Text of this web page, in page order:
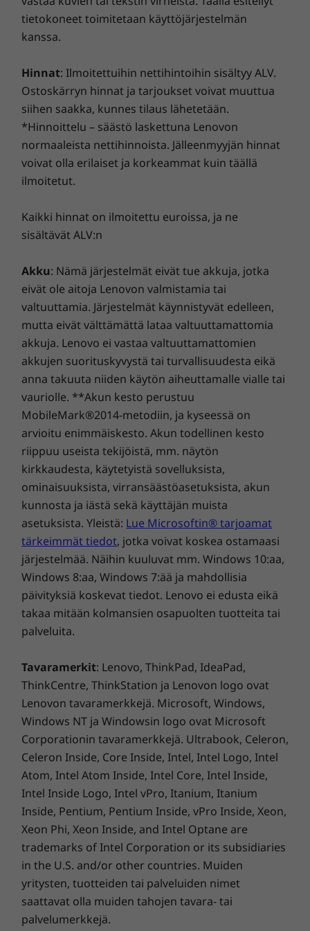
IdeaCentre AIO 3i -laitteen lukituksen
hymylläsi. Nauti terävästä ja selkeästä
Harman Kardon®-sertifioidun
äänentoistojärjestelmän avulla. Kun et enää
tarvitse verkkokameraa, voit fyysisesti sulkea
sen ja tehokkaasti estää mahdolliset
vakoiluyritykset.
Osta tämä tietokone ja voit päivittää sen
käyttöjärjestelmään, kun päivitys on
saatavilla.1
1Päivityksen julkaisuaikataulua viimeistellään:
päivitysten on määrä alkaa loppuvuodesta
2021 ja jatkua vuoteen 2022. Tarkka aikataulu
vaihtelee laitekohtaisesti. Eräät ominaisuudet
edellyttävät määrättyjä laitteistoja. Katso
lisätietoja osoitteesta
https://www.microsoft.com/windows/windows
-11-specifications.
Tekniset tiedot saattavat vaihdella alueittain/malleittain.
Tekniset tiedot saattavat vaihdella alueittain/malleittain.
investointisi hyödyntämällä tehostettua
tietoturvaamme mainos- ja haittaohjelmia sekä muita
tietokoneet toimitetaan käyttöjärjestelmän
kanssa.
Hinnat: Ilmoitettuihin nettihintoihin sisältyy ALV.
Ostoskärryn hinnat ja tarjoukset voivat muuttua
siihen saakka, kunnes tilaus lähetetään.
*Hinnoittelu – säästö laskettuna Lenovon
normaaleista nettihinnoista. Jälleenmyyjän hinnat
voivat olla erilaiset ja korkeammat kuin täällä
ilmoitetut.
Kaikki hinnat on ilmoitettu euroissa, ja ne
sisältävät ALV:n
Akku: Nämä järjestelmät eivät tue akkuja, jotka
eivät ole aitoja Lenovon valmistamia tai
valtuuttamia. Järjestelmät käynnistyvät edelleen,
mutta eivät välttämättä lataa valtuuttamattomia
akkuja. Lenovo ei vastaa valtuuttamattomien
akkujen suorituskyvystä tai turvallisuudesta eikä
anna takuuta niiden käytön aiheuttamalle vialle tai
vauriolle. **Akun kesto perustuu
MobileMark®2014-metodiin, ja kyseessä on
arvioitu enimmäiskesto. Akun todellinen kesto
riippuu useista tekijöistä, mm. näytön
kirkkaudesta, käytetyistä sovelluksista,
ominaisuuksista, virransäästöasetuksista, akun
kunnosta ja iästä sekä käyttäjän muista
asetuksista. Yleistä: Lue Microsoftin® tarjoamat
tärkeimmät tiedot, jotka voivat koskea ostamaasi
järjestelmää. Näihin kuuluvat mm. Windows 10:aa,
Windows 8:aa, Windows 7:ää ja mahdollisia
päivityksiä koskevat tiedot. Lenovo ei edusta eikä
takaa mitään kolmansien osapuolten tuotteita tai
palveluita.
Tavaramerkit: Lenovo, ThinkPad, IdeaPad,
ThinkCentre, ThinkStation ja Lenovon logo ovat
Lenovon tavaramerkkejä. Microsoft, Windows,
Windows NT ja Windowsin logo ovat Microsoft
Corporationin tavaramerkkejä. Ultrabook, Celeron,
Celeron Inside, Core Inside, Intel, Intel Logo, Intel
Atom, Intel Atom Inside, Intel Core, Intel Inside,
Intel Inside Logo, Intel vPro, Itanium, Itanium
Inside, Pentium, Pentium Inside, vPro Inside, Xeon,
Xeon Phi, Xeon Inside, and Intel Optane are
trademarks of Intel Corporation or its subsidiaries
in the U.S. and/or other countries. Muiden
yritysten, tuotteiden tai palveluiden nimet
saattavat olla muiden tahojen tavara- tai
palvelumerkkejä.